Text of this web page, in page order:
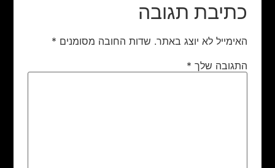
כתיבת תגובה
האימייל לא יוצג באתר. שדות החובה מסומנים *
התגובה שלך *